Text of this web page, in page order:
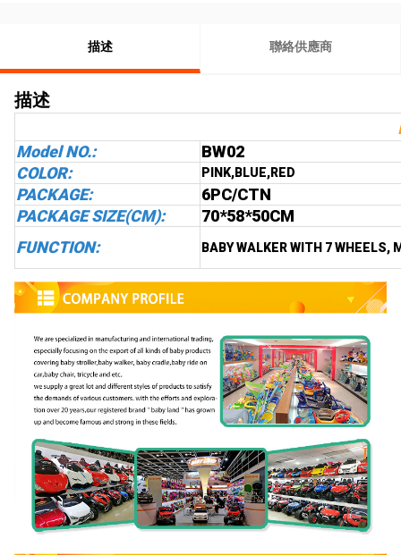
描述 聯絡供應商
描述
Model NO.:
BW02
COLOR:
PINK,BLUE,RED
PACKAGE:
6PC/CTN
PACKAGE SIZE(CM):
70*58*50CM
FUNCTION:
BABY WALKER WITH 7 WHEELS,